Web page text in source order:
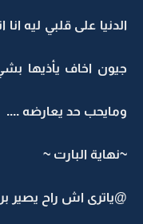
الدنيا على قلبي ليه
جيون اخاف يأذيها
ومايحب حد يعارضه ....
~نهاية البارت ~
@ياترى اش راح يصير